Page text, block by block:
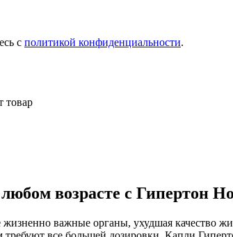
с политикой конфиденциальности.
товар
возрасте с Гипертон
жизненно важные органы, ухудшая